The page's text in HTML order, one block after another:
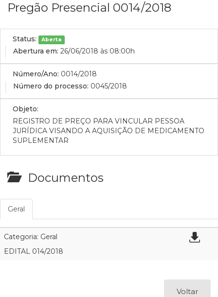
Pregão Presencial 0014/2018
Status: Aberta
Abertura em: 26/06/2018 às 08:00h
Número/Ano: 0014/2018
Número do processo: 0045/2018
Objeto:
REGISTRO DE PREÇO PARA VINCULAR PESSOA
JURÍDICA VISANDO A AQUISIÇÃO DE MEDICAMENTO
SUPLEMENTAR
Documentos
Geral
Categoria: Geral
EDITAL 014/2018
Voltar